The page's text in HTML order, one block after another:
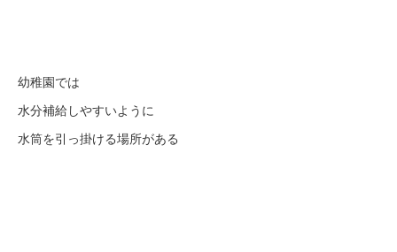
幼稚園では
水分補給しやすいように
水筒を引っ掛ける場所がある